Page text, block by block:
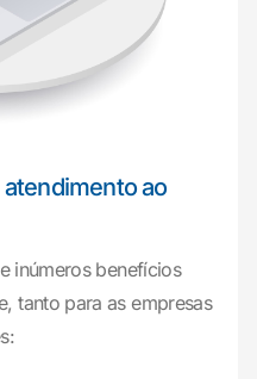
ao
inúmeros benefícios
tanto para as empresas